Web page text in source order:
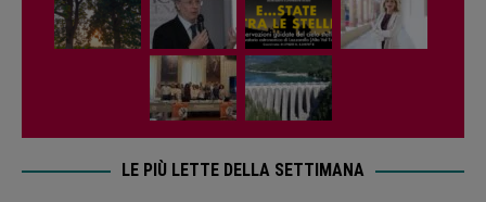
LE PIÙ LETTE DELLA SETTIMANA